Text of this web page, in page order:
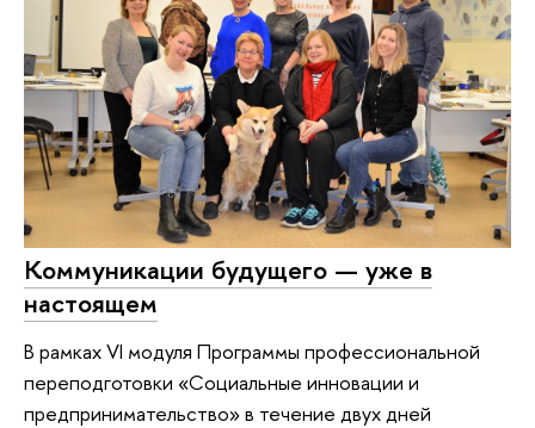
Коммуникации будущего — уже в
настоящем
В рамках VI модуля Программы профессиональной
переподготовки «Социальные инновации и
предпринимательство» в течение двух дней